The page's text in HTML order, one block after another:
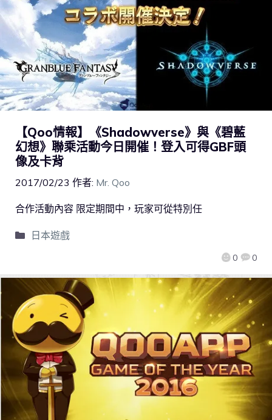
【Qoo情報】《Shadowverse》與《碧藍
幻想》聯乘活動今日開催！登入可得GBF頭
像及卡背
2017/02/23 作者: Mr. Qoo
0 0
合作活動內容 限定期間中，玩家可從特別任
日本遊戲